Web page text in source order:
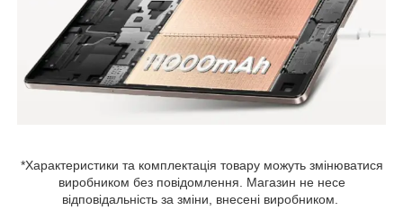
*Характеристики та комплектація товару можуть змінюватися
виробником без повідомлення. Магазин не несе
відповідальність за зміни, внесені виробником.